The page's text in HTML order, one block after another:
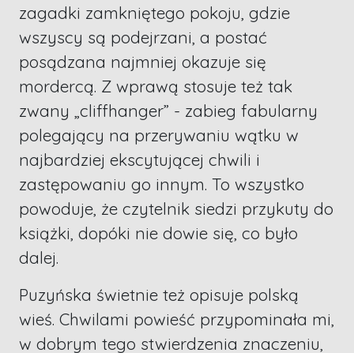
zagadki zamkniętego pokoju, gdzie
wszyscy są podejrzani, a postać
posądzana najmniej okazuje się
mordercą. Z wprawą stosuje też tak
zwany „cliffhanger” - zabieg fabularny
polegający na przerywaniu wątku w
najbardziej ekscytującej chwili i
zastępowaniu go innym. To wszystko
powoduje, że czytelnik siedzi przykuty do
książki, dopóki nie dowie się, co było
dalej.
Puzyńska świetnie też opisuje polską
wieś. Chwilami powieść przypominała mi,
w dobrym tego stwierdzenia znaczeniu,